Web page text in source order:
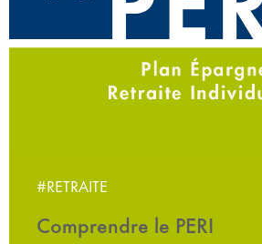
#RETRAITE
Comprendre le PERI